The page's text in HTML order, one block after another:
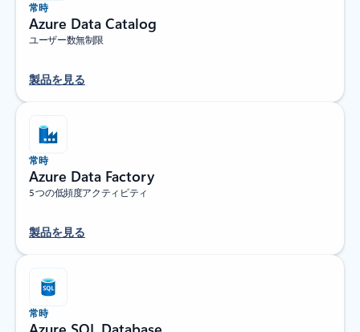
常時
Azure Data Catalog
ユーザー数無制限
製品を見る
常時
Azure Data Factory
5 つの低頻度アクティビティ
製品を見る
常時